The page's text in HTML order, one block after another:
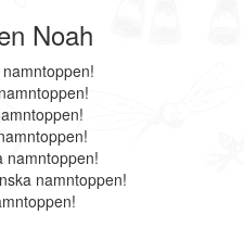
Noah
namntoppen!
namntoppen!